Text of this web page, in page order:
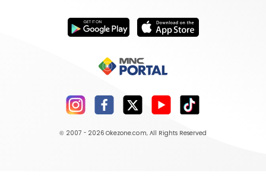
© 2007 - 2026 Okezone.com, All Rights Reserved